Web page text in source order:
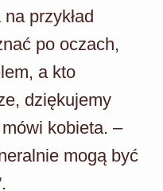
przykład
po oczach,
a kto
dziękujemy
kobieta. –
mogą być